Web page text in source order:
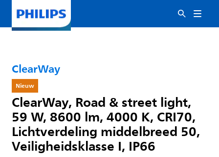
ClearWay
Nieuw
ClearWay, Road & street light,
59 W, 8600 lm, 4000 K, CRI70,
Lichtverdeling middelbreed 50,
Veiligheidsklasse I, IP66